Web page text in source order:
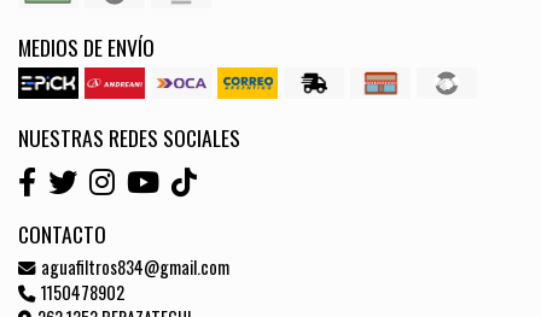
MEDIOS DE ENVÍO
NUESTRAS REDES SOCIALES
CONTACTO
aguafiltros834@gmail.com
1150478902